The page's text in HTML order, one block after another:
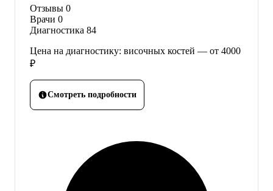
Отзывы 0
Врачи 0
Диагностика 84
Цена на диагностику: височных костей — от 4000
₽
Смотреть подробности